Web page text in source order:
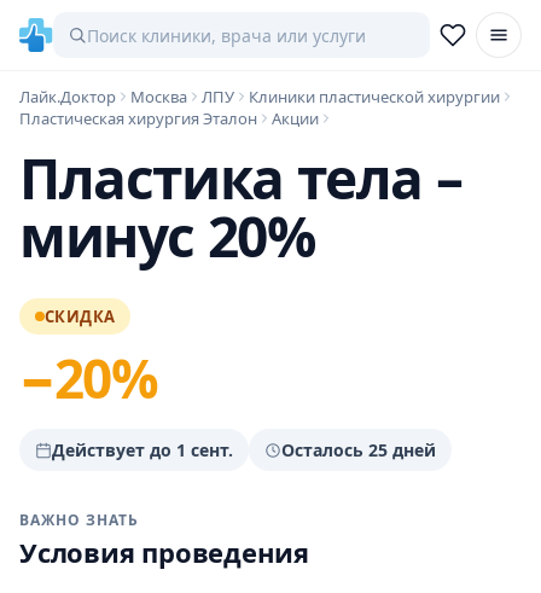
Лайк.Доктор Москва ЛПУ
Клиники пластической хирургии
Пластическая хирургия Эталон
Акции
Пластика тела –
минус 20%
СКИДКА
−20%
Действует до 1 сент. Осталось 25 дней
ВАЖНО ЗНАТЬ
Условия проведения